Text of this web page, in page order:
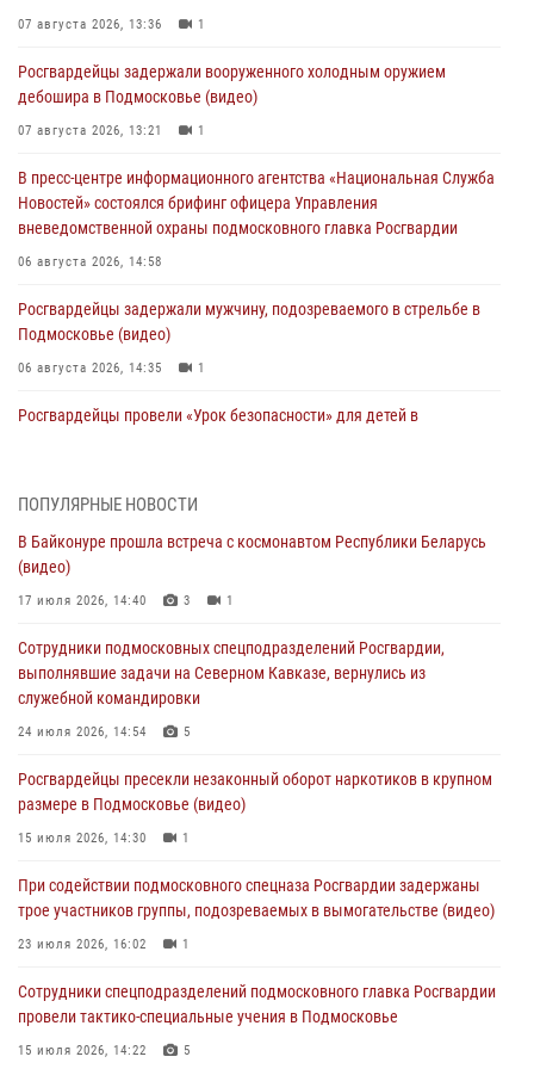
07 августа 2026, 13:36 1
Росгвардейцы задержали вооруженного холодным оружием
дебошира в Подмосковье (видео)
07 августа 2026, 13:21 1
В пресс-центре информационного агентства «Национальная Служба
Новостей» состоялся брифинг офицера Управления
вневедомственной охраны подмосковного главка Росгвардии
06 августа 2026, 14:58
Росгвардейцы задержали мужчину, подозреваемого в стрельбе в
Подмосковье (видео)
06 августа 2026, 14:35 1
Росгвардейцы провели «Урок безопасности» для детей в
подозреваемые в организации незаконной миграции и
изготовлении поддельных документов (видео)
05 августа 2026, 15:48
Сотрудники спецподразделения подмосковного главка Росгвардии
отработали навыки огневой подготовки на комплексных учениях
04 августа 2026, 12:21
сигналам «Тревога» с охраняемых объектов в Подмосковье
04 августа 2026, 12:15
(видео)
03 августа 2026, 15:32
ПОПУЛЯРНЫЕ НОВОСТИ
В Байконуре прошла встреча с космонавтом Республики Беларусь
(видео)
17 июля 2026, 14:40 3 1
Сотрудники подмосковных спецподразделений Росгвардии,
выполнявшие задачи на Северном Кавказе, вернулись из
служебной командировки
24 июля 2026, 14:54 5
Росгвардейцы пресекли незаконный оборот наркотиков в крупном
размере в Подмосковье (видео)
15 июля 2026, 14:30 1
При содействии подмосковного спецназа Росгвардии задержаны
трое участников группы, подозреваемых в вымогательстве (видео)
23 июля 2026, 16:02 1
Сотрудники спецподразделений подмосковного главка Росгвардии
провели тактико-специальные учения в Подмосковье
15 июля 2026, 14:22 5